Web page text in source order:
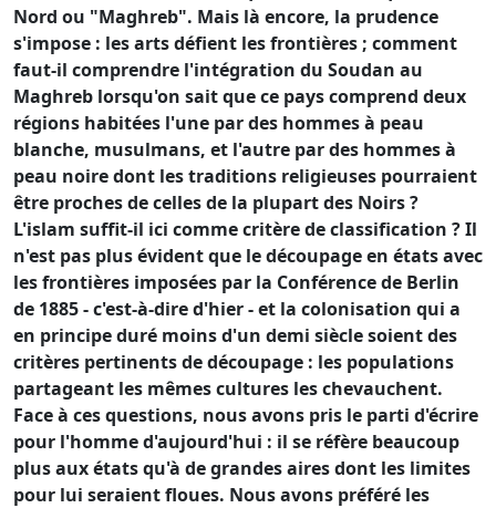
Nord ou "Maghreb". Mais là encore, la prudence
s'impose : les arts défient les frontières ; comment
faut-il comprendre l'intégration du Soudan au
Maghreb lorsqu'on sait que ce pays comprend deux
régions habitées l'une par des hommes à peau
blanche, musulmans, et l'autre par des hommes à
peau noire dont les traditions religieuses pourraient
être proches de celles de la plupart des Noirs ?
L'islam suffit-il ici comme critère de classification ? Il
n'est pas plus évident que le découpage en états avec
les frontières imposées par la Conférence de Berlin
de 1885 - c'est-à-dire d'hier - et la colonisation qui a
en principe duré moins d'un demi siècle soient des
critères pertinents de découpage : les populations
partageant les mêmes cultures les chevauchent.
Face à ces questions, nous avons pris le parti d'écrire
pour l'homme d'aujourd'hui : il se réfère beaucoup
plus aux états qu'à de grandes aires dont les limites
pour lui seraient floues. Nous avons préféré les